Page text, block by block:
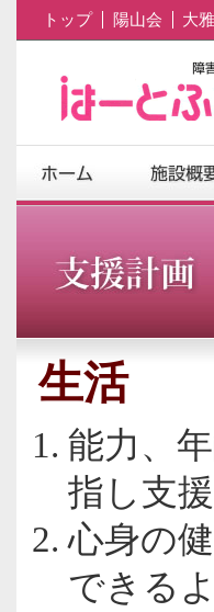
トップ 陽山会 大
生活
能力、
指し支
心身の
できる